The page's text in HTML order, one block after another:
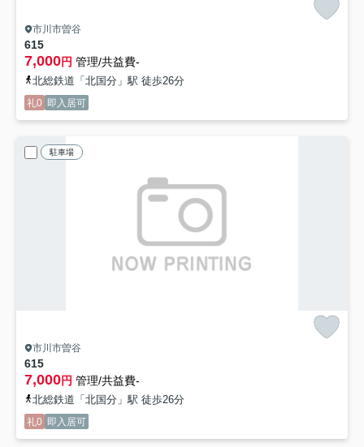
市川市曽谷
615
7,000円 管理/共益費-
北総鉄道「北国分」駅 徒歩26分
礼0 即入居可
駐車場
市川市曽谷
615
7,000円 管理/共益費-
北総鉄道「北国分」駅 徒歩26分
礼0 即入居可